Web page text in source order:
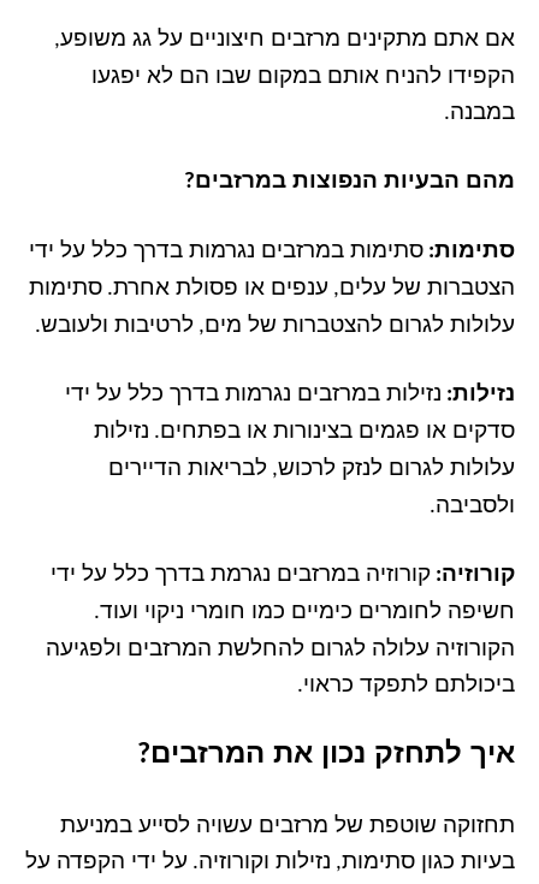
אם אתם מתקינים מרזבים חיצוניים על גג משופע,
הקפידו להניח אותם במקום שבו הם לא יפגעו
במבנה.
מהם הבעיות הנפוצות במרזבים?
סתימות: סתימות במרזבים נגרמות בדרך כלל על ידי
הצטברות של עלים, ענפים או פסולת אחרת. סתימות
עלולות לגרום להצטברות של מים, לרטיבות ולעובש.
נזילות: נזילות במרזבים נגרמות בדרך כלל על ידי
סדקים או פגמים בצינורות או בפתחים. נזילות
עלולות לגרום לנזק לרכוש, לבריאות הדיירים
ולסביבה.
קורוזיה: קורוזיה במרזבים נגרמת בדרך כלל על ידי
חשיפה לחומרים כימיים כמו חומרי ניקוי ועוד.
הקורוזיה עלולה לגרום להחלשת המרזבים ולפגיעה
ביכולתם לתפקד כראוי.
איך לתחזק נכון את המרזבים?
תחזוקה שוטפת של מרזבים עשויה לסייע במניעת
בעיות כגון סתימות, נזילות וקורוזיה. על ידי הקפדה על